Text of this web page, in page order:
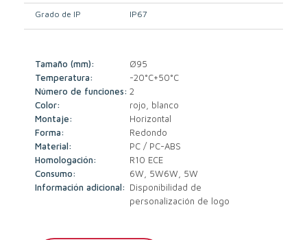
Grado de IP IP67
Tamaño (mm):
Ø95
Temperatura:
-20°C+50°C
Número de funciones: 2
Color:
rojo, blanco
Montaje:
Horizontal
Forma:
Redondo
Material:
PC / PC-ABS
Homologación:
R10 ECE
Consumo:
6W, 5W6W, 5W
Información adicional: Disponibilidad de
personalización de logo